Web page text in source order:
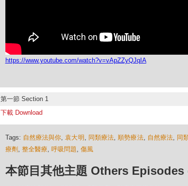
https://www.youtube.com/watch?v=vApZZyQJqIA
第一節 Section 1
下載 Download
Tags: 自然療法與你,袁大明 , 同類療法, 順勢療法, 自然療法, 同
療劑 , 整全醫療, 呼吸問題, 傷風
本節目其他主題 Others